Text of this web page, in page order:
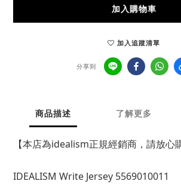
加入購物車
加入追蹤清單
分享到
商品描述 了解更多
【本店為idealism正規經銷商，請放心
IDEALISM Write Jersey 5569010011